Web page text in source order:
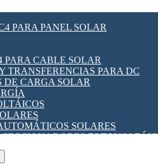
PARA PANEL SOLAR
PARA CABLE SOLAR
TRANSFERENCIAS PARA DC
DE CARGA SOLAR
SOLARES
SECCIONADORES